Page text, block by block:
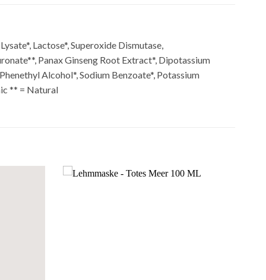
Lactose*, Superoxide Dismutase,
Panax Ginseng Root Extract*, Dipotassium
Alcohol*, Sodium Benzoate*, Potassium
** = Natural